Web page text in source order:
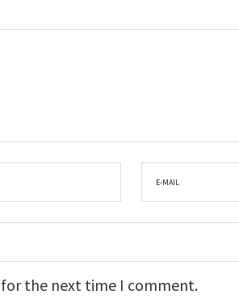
the next time I comment.